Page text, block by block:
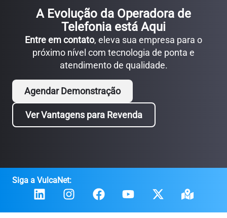
A Evolução da Operadora de
Telefonia está Aqui
Entre em contato, eleva sua empresa para o
próximo nível com tecnologia de ponta e
atendimento de qualidade.
Agendar Demonstração
Ver Vantagens para Revenda
Siga a VulcaNet: